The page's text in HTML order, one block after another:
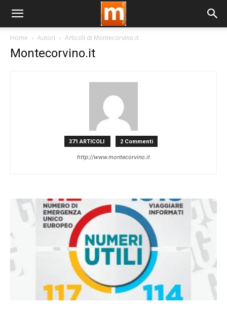
Home Autori Articoli di Montecorvino.it
Montecorvino.it
371 ARTICOLI 2 Commenti
http://www.montecorvino.it